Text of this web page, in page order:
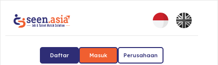
Daftar Masuk Perusahaan